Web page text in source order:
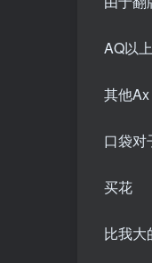
AQ以
其他Ax
口袋对
买花
比我大